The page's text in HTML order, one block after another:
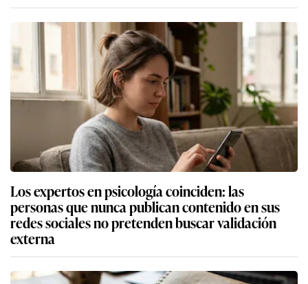
Los expertos en psicología coinciden: las
personas que nunca publican contenido en sus
redes sociales no pretenden buscar validación
externa